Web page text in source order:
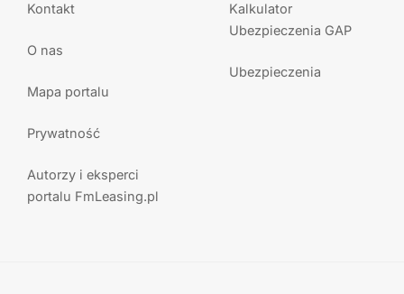
Kontakt
O nas
Mapa portalu
Prywatność
Autorzy i eksperci
portalu FmLeasing.pl
Kalkulator
Ubezpieczenia GAP
Ubezpieczenia